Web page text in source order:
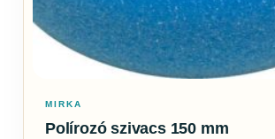
MIRKA
Polírozó szivacs 150 mm